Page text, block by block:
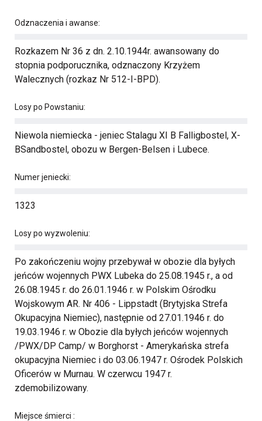
Odznaczenia i awanse:
Rozkazem Nr 36 z dn. 2.10.1944r. awansowany do
stopnia podporucznika, odznaczony Krzyżem
Walecznych (rozkaz Nr 512-I-BPD).
Losy po Powstaniu:
Niewola niemiecka - jeniec Stalagu XI B Falligbostel, X-
BSandbostel, obozu w Bergen-Belsen i Lubece.
Numer jeniecki:
1323
Losy po wyzwoleniu:
Po zakończeniu wojny przebywał w obozie dla byłych
jeńców wojennych PWX Lubeka do 25.08.1945 r., a od
26.08.1945 r. do 26.01.1946 r. w Polskim Ośrodku
Wojskowym AR. Nr 406 - Lippstadt (Brytyjska Strefa
Okupacyjna Niemiec), następnie od 27.01.1946 r. do
19.03.1946 r. w Obozie dla byłych jeńców wojennych
/PWX/DP Camp/ w Borghorst - Amerykańska strefa
okupacyjna Niemiec i do 03.06.1947 r. Ośrodek Polskich
Oficerów w Murnau. W czerwcu 1947 r.
zdemobilizowany.
Miejsce śmierci :